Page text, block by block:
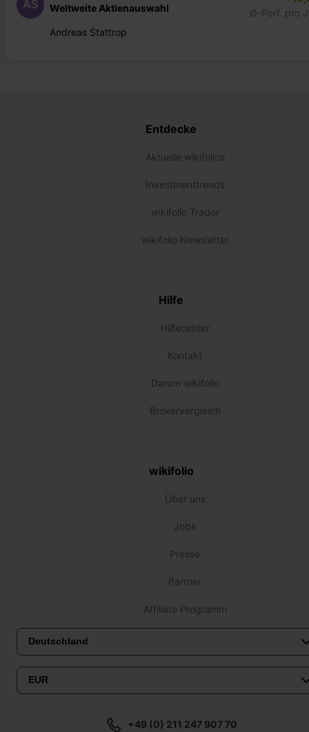
AS Weltweite Aktienauswahl
Andreas Stattrop
Ø-Perf. pro
Entdecke
Aktuelle wikifolios
Investmenttrends
wikifolio Trader
wikifolio Newsletter
Hilfe
Hilfecenter
Kontakt
Darum wikifolio
Brokervergleich
wikifolio
Über uns
Jobs
Presse
Partner
Affiliate Programm
+49 (0) 211 247 907 70